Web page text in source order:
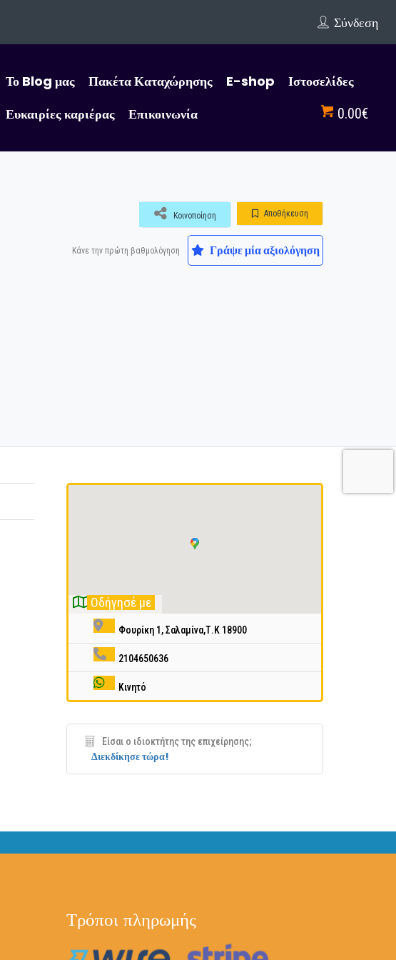
Σύνδεση
Το Blog μας Πακέτα Καταχώρησης E-shop
Ιστοσελίδες
Ευκαιρίες καριέρας
Επικοινωνία 0.00€
Αποθήκευση
Κοινοποίηση
Κάνε την πρώτη βαθμολόγηση Γράψε μία αξιολόγηση
Οδήγησέ με
Φουρίκη 1, Σαλαμίνα,Τ.Κ 18900
2104650636
Κινητό
Είσαι ο ιδιοκτήτης της επιχείρησης;
Διεκδίκησε τώρα!
Τρόποι πληρωμής